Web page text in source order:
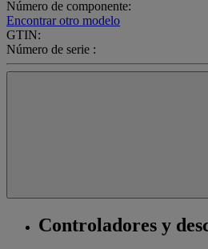
Número de componente:
Encontrar otro modelo
GTIN:
Número de serie :
Controladores y